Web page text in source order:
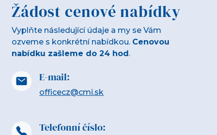
Žádost cenové nabídky
Vyplňte následující údaje a my se Vám
ozveme s konkrétní nabídkou. Cenovou
nabídku zašleme do 24 hod.
E-mail:
officecz@cmi.sk
Telefonní číslo: